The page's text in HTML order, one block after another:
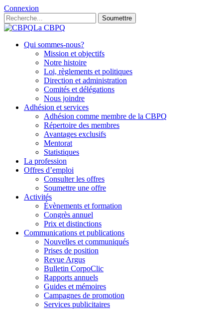
Connexion
Soumettre
La CBPQ
Qui sommes-nous?
Mission et objectifs
Notre histoire
Loi, règlements et politiques
Direction et administration
Comités et délégations
Nous joindre
Adhésion et services
Adhésion comme membre de la CBPQ
Répertoire des membres
Avantages exclusifs
Mentorat
Statistiques
La profession
Offres d’emploi
Consulter les offres
Soumettre une offre
Activités
Évènements et formation
Congrès annuel
Prix et distinctions
Communications et publications
Nouvelles et communiqués
Prises de position
Revue Argus
Bulletin CorpoClic
Rapports annuels
Guides et mémoires
Campagnes de promotion
Services publicitaires